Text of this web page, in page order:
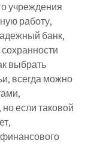
учреждения
работу,
банк,
выбрать
всегда можно
если таковой